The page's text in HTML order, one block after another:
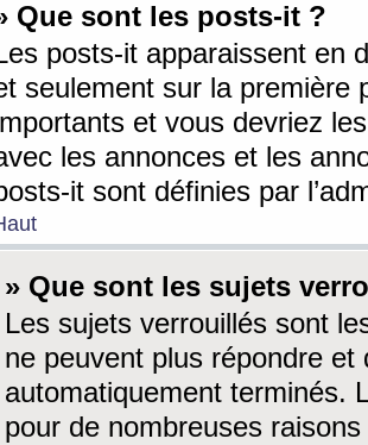
Que sont les posts-it ?
posts-it apparaissent en
seulement sur la première
et vous devriez
les annonces et les
it sont définies par
» Que sont les sujets
Les sujets verrouillés sont
ne peuvent plus répondre
automatiquement terminés.
pour de nombreuses